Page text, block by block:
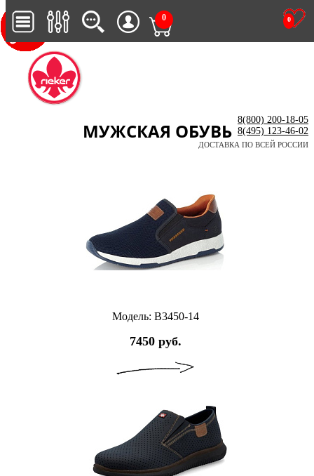
0
0
8(800) 200-18-05
8(495) 123-46-02
ДОСТАВКА ПО ВСЕЙ РОССИИ
МУЖСКАЯ ОБУВЬ
Модель: B3450-14
7450 руб.